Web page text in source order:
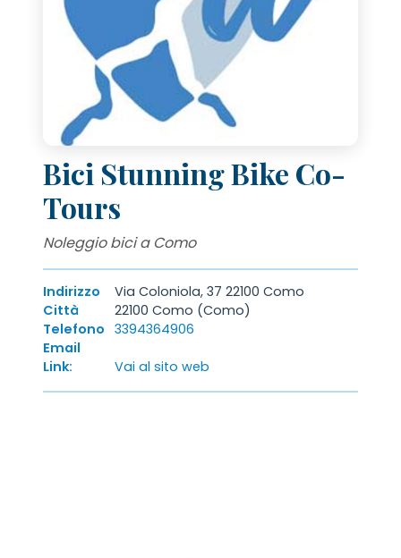
Bici Stunning Bike Co-
Tours
Noleggio bici a Como
Indirizzo
Via Coloniola, 37 22100 Como
Città
22100 Como (Como)
Telefono 3394364906
Email
Link:
Vai al sito web